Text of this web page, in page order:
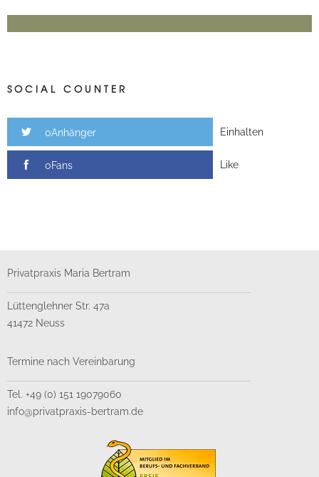
SOCIAL COUNTER
0Anhänger Einhalten
0Fans Like
Privatpraxis Maria Bertram
Lüttenglehner Str. 47a
41472 Neuss
Termine nach Vereinbarung
Tel. +49 (0) 151 19079060
info@privatpraxis-bertram.de